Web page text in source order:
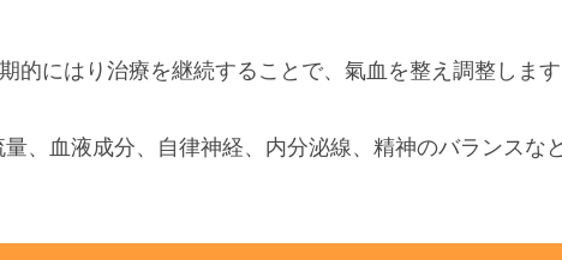
的にはり治療を継続することで、氣血を整え調整します
、血液成分、自律神経、内分泌線、精神のバランスな